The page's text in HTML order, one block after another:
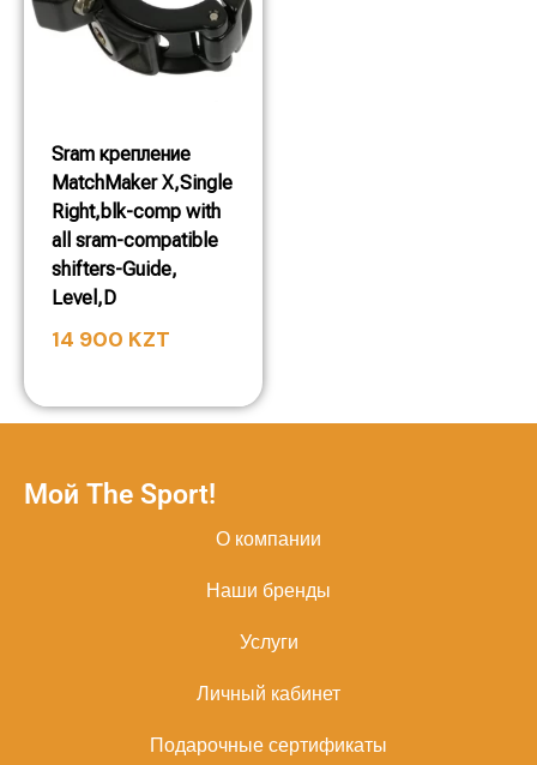
Sram крепление
MatchMaker X,Single
Right,blk-comp with
all sram-compatible
shifters-Guide,
Level,D
14 900 KZT
Мой The Sport!
О компании
Наши бренды
Услуги
Личный кабинет
Подарочные сертификаты